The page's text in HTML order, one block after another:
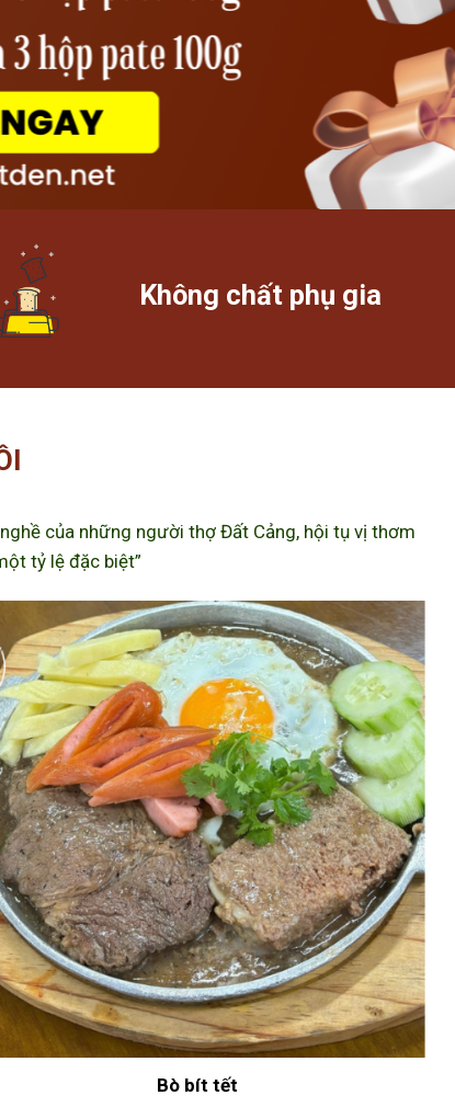
Không chất phụ gia
của những người thợ Đất Cảng, hội tụ vị thơm
tỷ lệ đặc biệt”
Bò bít tết